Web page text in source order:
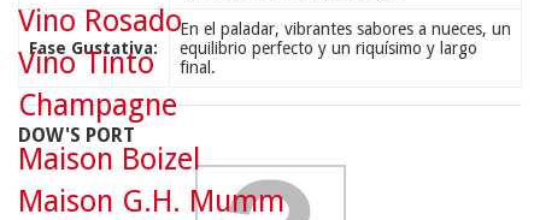
Fase Gustativa:
En el paladar, vibrantes sabores a nueces, un
equilibrio perfecto y un riquísimo y largo
final.
DOW'S PORT
Vino Rosado
Vino Tinto
Champagne
Maison Boizel
Maison G.H. Mumm